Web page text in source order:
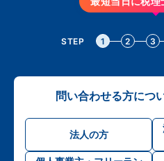
STEP 1 2 3
問い合わせる方につ
法人の方